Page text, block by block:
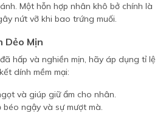
Một hỗn hợp nhân khô bở chính là
nứt vỡ khi bao trứng muối.
Dẻo Mịn
hấp và nghiền mịn, hãy áp dụng tỉ lệ
dính mềm mại:
và giúp giữ ẩm cho nhân.
béo ngậy và sự mượt mà.